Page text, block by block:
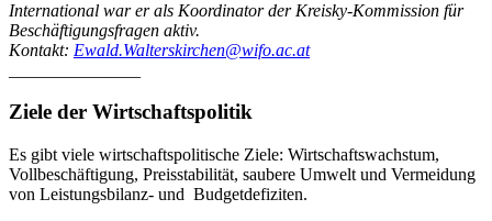
International war er als Koordinator der Kreisky-Kommission für
Beschäftigungsfragen aktiv.
Kontakt: Ewald.Walterskirchen@wifo.ac.at
Ziele der Wirtschaftspolitik
Es gibt viele wirtschaftspolitische Ziele: Wirtschaftswachstum,
Vollbeschäftigung, Preisstabilität, saubere Umwelt und Vermeidung
von Leistungsbilanz- und Budgetdefiziten.